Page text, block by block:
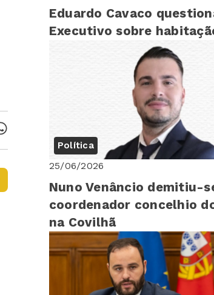
Eduardo Cavaco
Executivo sobre
Política
25/06/2026
Nuno Venâncio demitiu-
coordenador concelhio
na Covilhã